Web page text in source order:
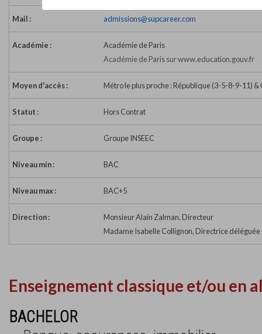
Mail : admissions@supcareer.com
Académie :
Académie de Paris
Académie de Paris sur www.education.gouv.fr
Moyen d'accès : Métro le plus proche : République (3-5-8-9-11) &
Statut : Hors Contrat
Groupe : Groupe INSEEC
Niveau min : BAC
Niveau max : BAC+5
Direction :
Monsieur Alain Zalman, Directeur
Madame Isabelle Collignon, Directrice déléguée
Enseignement classique et/ou en
BACHELOR